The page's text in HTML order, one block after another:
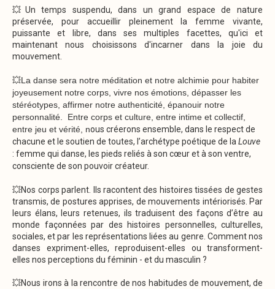
💥Un temps suspendu, dans un grand espace de nature
préservée, pour accueillir pleinement la femme vivante,
puissante et libre, dans ses multiples facettes, qu'ici et
maintenant nous choisissons d'incarner dans la joie du
mouvement.
💥La danse sera notre méditation et notre alchimie pour habiter
joyeusement notre corps, vivre nos émotions, dépasser les
stéréotypes, affirmer notre authenticité, épanouir notre
personnalité. Entre corps et culture, entre intime et collectif,
entre jeu et vérité, nous créerons ensemble, dans le respect de
chacune et le soutien de toutes, l’archétype poétique de la Louve
: femme qui danse, les pieds reliés à son cœur et à son ventre,
consciente de son pouvoir créateur.
💥Nos corps parlent. Ils racontent des histoires tissées de gestes
transmis, de postures apprises, de mouvements intériorisés. Par
leurs élans, leurs retenues, ils traduisent des façons d’être au
monde façonnées par des histoires personnelles, culturelles,
sociales, et par les représentations liées au genre. Comment nos
danses expriment-elles, reproduisent-elles ou transforment-
elles nos perceptions du féminin - et du masculin ?
💥Nous irons à la rencontre de nos habitudes de mouvement, de